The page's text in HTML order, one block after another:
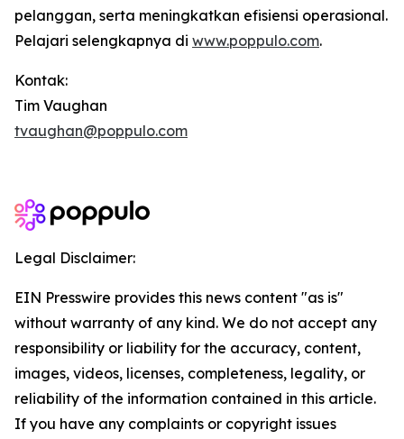
pelanggan, serta meningkatkan efisiensi operasional.
Pelajari selengkapnya di www.poppulo.com.
Kontak:
Tim Vaughan
tvaughan@poppulo.com
Legal Disclaimer:
EIN Presswire provides this news content "as is"
without warranty of any kind. We do not accept any
responsibility or liability for the accuracy, content,
images, videos, licenses, completeness, legality, or
reliability of the information contained in this article.
If you have any complaints or copyright issues